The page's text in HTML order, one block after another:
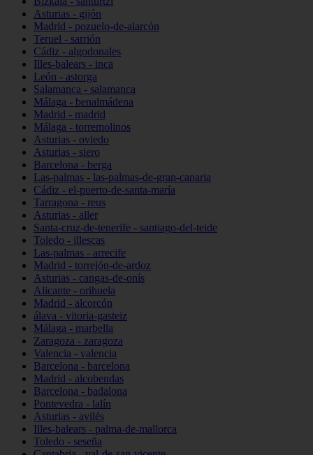
Asturias - gijón
Madrid - pozuelo-de-alarcón
Teruel - sarrión
Cádiz - algodonales
Illes-balears - inca
León - astorga
Salamanca - salamanca
Málaga - benalmádena
Madrid - madrid
Málaga - torremolinos
Asturias - oviedo
Asturias - siero
Barcelona - berga
Las-palmas - las-palmas-de-gran-canaria
Cádiz - el-puerto-de-santa-maría
Tarragona - reus
Asturias - aller
Santa-cruz-de-tenerife - santiago-del-teide
Toledo - illescas
Las-palmas - arrecife
Madrid - torrejón-de-ardoz
Asturias - cangas-de-onís
Alicante - orihuela
Madrid - alcorcón
álava - vitoria-gasteiz
Málaga - marbella
Zaragoza - zaragoza
Valencia - valencia
Barcelona - barcelona
Madrid - alcobendas
Barcelona - badalona
Pontevedra - lalín
Asturias - avilés
Illes-balears - palma-de-mallorca
Toledo - seseña